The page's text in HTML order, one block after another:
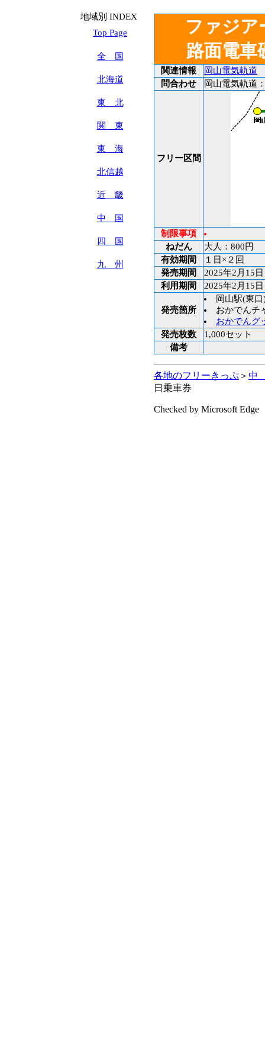
地域別 INDEX
Top Page
全 国
北海道
東 北
関 東
東 海
北信越
近 畿
中 国
四 国
九 州
ファジア
路面電車
関連情報
岡山電気軌道
問合わせ
岡山電気軌道
フリー区間
制限事項
ねだん
大人：800円
有効期間
１日×２回
発売期間
2025年2月15
利用期間
2025年2月15
発売箇所
岡山駅(東
おかでんチ
おかでんグ
発売枚数
1,000セット
備考
各地のフリーきっぷ ＞ 中
日乗車券
Checked by Microsoft Edge